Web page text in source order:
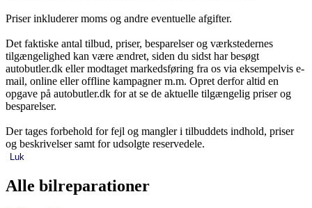
Priser inkluderer moms og andre eventuelle afgifter.
Det faktiske antal tilbud, priser, besparelser og værkstedernes
tilgængelighed kan være ændret, siden du sidst har besøgt
autobutler.dk eller modtaget markedsføring fra os via eksempelvis e-
mail, online eller offline kampagner m.m. Opret derfor altid en
opgave på autobutler.dk for at se de aktuelle tilgængelig priser og
besparelser.
Der tages forbehold for fejl og mangler i tilbuddets indhold, priser
og beskrivelser samt for udsolgte reservedele.
Luk
Alle bilreparationer